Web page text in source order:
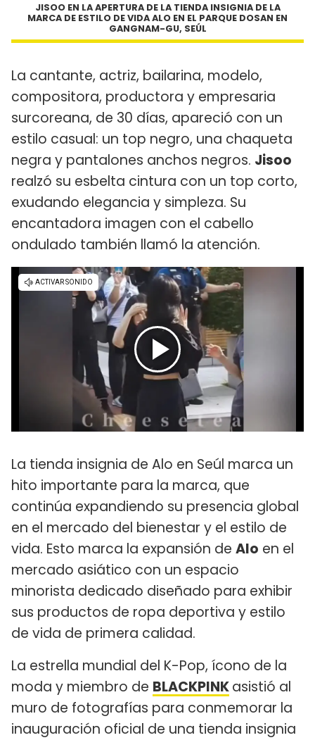
JISOO EN LA APERTURA DE LA TIENDA INSIGNIA DE LA
MARCA DE ESTILO DE VIDAALO EN EL PARQUE DOSAN EN
GANGNAM-GU, SEÚL
La cantante, actriz, bailarina, modelo,
compositora, productora y empresaria
surcoreana, de 30 días, apareció con un
estilo casual: un top negro, una chaqueta
negra y pantalones anchos negros. Jisoo
realzó su esbelta cintura con un top corto,
exudando elegancia y simpleza. Su
encantadora imagen con el cabello
ondulado también llamó la atención.
La tienda insignia de Alo en Seúl marca un
hito importante para la marca, que
continúa expandiendo su presencia global
en el mercado del bienestar y el estilo de
vida. Esto marca la expansión de Alo en el
mercado asiático con un espacio
minorista dedicado diseñado para exhibir
sus productos de ropa deportiva y estilo
de vida de primera calidad.
La estrella mundial del K-Pop, ícono de la
moda y miembro de BLACKPINKasistió al
muro de fotografías para conmemorar la
inauguración oficial de una tienda insignia